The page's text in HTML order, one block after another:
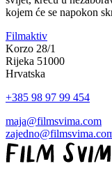
kojem će se napokon
Filmaktiv
Korzo 28/1
Rijeka 51000
Hrvatska
+385 98 97 99 454
maja@filmsvima.com